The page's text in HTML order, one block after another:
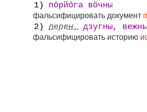
1) пӧрйӧга вӧчны
фальсифицировать документ
2) перен. дзугны,
фальсифицировать историю